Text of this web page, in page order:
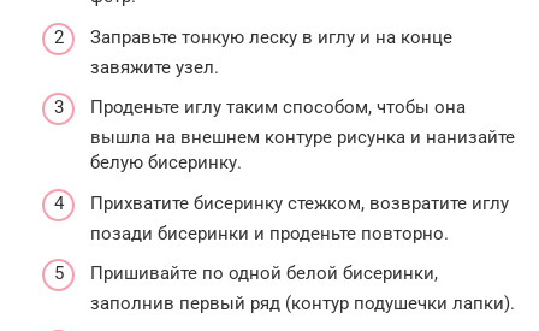
Заправьте тонкую леску в иглу и на конце
завяжите узел.
Проденьте иглу таким способом, чтобы она
вышла на внешнем контуре рисунка и нанизайте
белую бисеринку.
Прихватите бисеринку стежком, возвратите иглу
позади бисеринки и проденьте повторно.
Пришивайте по одной белой бисеринки,
заполнив первый ряд (контур подушечки лапки).